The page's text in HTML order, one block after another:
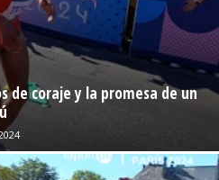
de coraje y la promesa de un